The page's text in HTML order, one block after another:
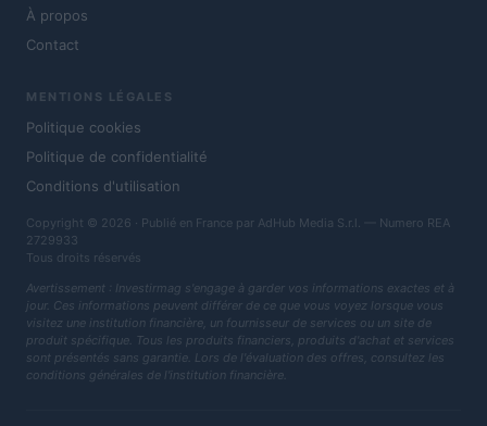
À propos
Contact
MENTIONS LÉGALES
Politique cookies
Politique de confidentialité
Conditions d'utilisation
Copyright © 2026 · Publié en France par AdHub Media S.r.l. — Numero REA
2729933
Tous droits réservés
Avertissement : Investirmag s'engage à garder vos informations exactes et à
jour. Ces informations peuvent différer de ce que vous voyez lorsque vous
visitez une institution financière, un fournisseur de services ou un site de
produit spécifique. Tous les produits financiers, produits d'achat et services
sont présentés sans garantie. Lors de l'évaluation des offres, consultez les
conditions générales de l'institution financière.